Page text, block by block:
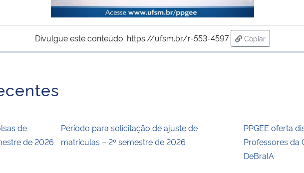
Divulgue este conteúdo: https://ufsm.br/r-553-4597
Copiar
para área de
de
de 2026
Período para solicitação de ajuste de
matrículas – 2º semestre de 2026
PPGEE oferta
Professores da
DeBraIA